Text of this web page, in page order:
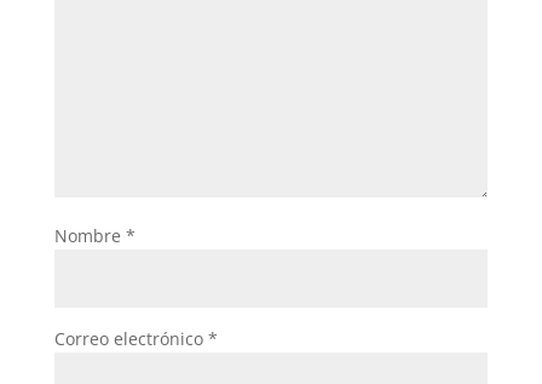
Nombre *
Correo electrónico *